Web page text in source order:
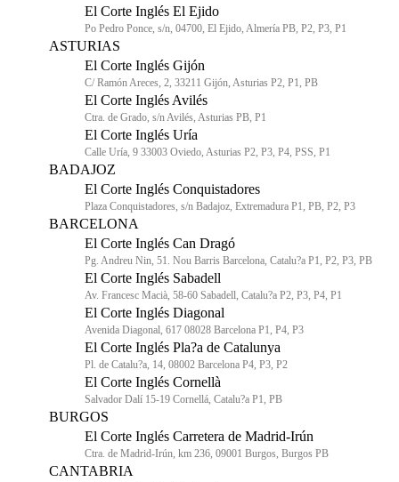
El Corte Inglés El Ejido
Po Pedro Ponce, s/n, 04700, El Ejido, Almería PB, P2, P3, P1
ASTURIAS
El Corte Inglés Gijón
C/ Ramón Areces, 2, 33211 Gijón, Asturias P2, P1, PB
El Corte Inglés Avilés
Ctra. de Grado, s/n Avilés, Asturias PB, P1
El Corte Inglés Uría
Calle Uría, 9 33003 Oviedo, Asturias P2, P3, P4, PSS, P1
BADAJOZ
El Corte Inglés Conquistadores
Plaza Conquistadores, s/n Badajoz, Extremadura P1, PB, P2, P3
BARCELONA
El Corte Inglés Can Dragó
Pg. Andreu Nin, 51. Nou Barris Barcelona, Catalu?a P1, P2, P3, PB
El Corte Inglés Sabadell
Av. Francesc Macià, 58-60 Sabadell, Catalu?a P2, P3, P4, P1
El Corte Inglés Diagonal
Avenida Diagonal, 617 08028 Barcelona P1, P4, P3
El Corte Inglés Pla?a de Catalunya
Pl. de Catalu?a, 14, 08002 Barcelona P4, P3, P2
El Corte Inglés Cornellà
Salvador Dalí 15-19 Cornellá, Catalu?a P1, PB
BURGOS
El Corte Inglés Carretera de Madrid-Irún
Ctra. de Madrid-Irún, km 236, 09001 Burgos, Burgos PB
CANTABRIA